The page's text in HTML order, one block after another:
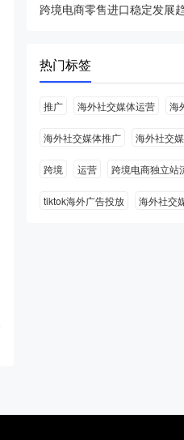
跨境电商零售进口稳定发展
热门标签
推广 海外社交媒体运营 海
海外社交媒体推广 海外社交
跨境 运营 跨境电商独立站
tiktok海外广告投放 海外社交